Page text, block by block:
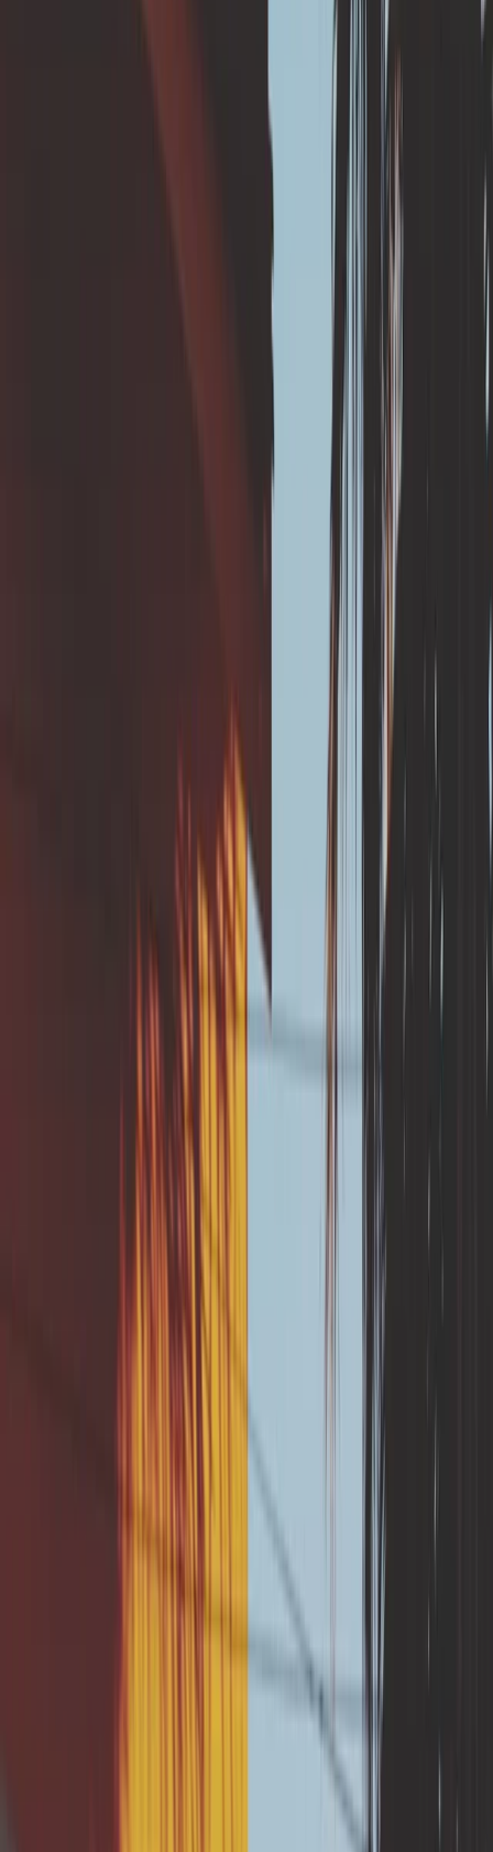
En s'assurant d’évacuer correctement les eaux
Éloignez les eaux pluviales des fondations,
stabilisant l’humidité du sol sous l'habitation.
Réduisez la pression sur les argiles (moins de
Evitez un gonflement localisé et différentiel sous vos
📆 Quand mettre en
oeuvre cette solution ?
Dès la construction en zone argileuse (obligatoire
Après un diagnostic RGA réalisé par un professionel
recommandant une meilleure évacuation.
indispensable avant tous travaux en lien avec
l'infiltration des eaux pluviales.
Le raccordement au réseau collectif nécessite
l'accord préalable du gestionnaire de réseau.
En l'absence de réseau collectif proche du bâti, il
convient de respecter une distance minimale
suffisante entre la maison et le point de rejet.
Une évacuation des eaux pluviales mal
conçue peut aggraver le phénomène de
RGA en concentrant l’eau à un seul
endroit. La pose ou la réparation des
canalisations d’évacuation des eaux
pluviales en veillant à les éloigner des
fondations est subventionnable jusqu’à
80% par le fonds de prévention.
Avant toute mise en oeuvre de travaux en
lien avec l'infiltration des eaux pluviales à
réaliser par un professionnel, un essai de
la perméabilité du sol de type Porchet,
également subventionnable jusqu'à 80%
Vous voulez protéger votre